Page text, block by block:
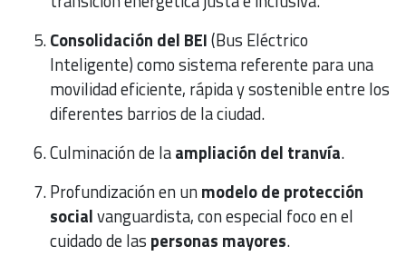
Consolidación del BEI(Bus Eléctrico
Inteligente) como sistema referente para una
movilidad eficiente, rápida y sostenible entre los
diferentes barrios de la ciudad.
Culminación de laampliación del tranvía.
Profundización en unmodelo de protección
socialvanguardista, con especial foco en el
cuidado de las personas mayores.